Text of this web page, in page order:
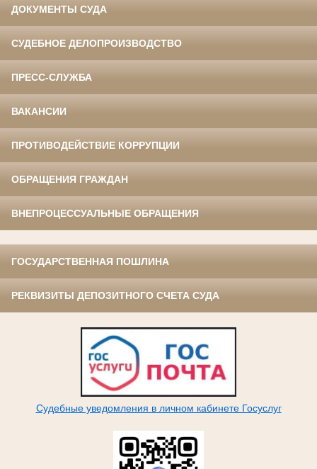
ДОКУМЕНТЫ СУДА
СУДЕБНОЕ ДЕЛОПРОИЗВОДСТВО
ПРЕСС-СЛУЖБА
ВАКАНСИИ
ПРОТИВОДЕЙСТВИЕ КОРРУПЦИИ
ОБРАЩЕНИЯ ГРАЖДАН
ВНЕПРОЦЕССУАЛЬНЫЕ ОБРАЩЕНИЯ
ГОСУДАРСТВЕННАЯ ПОШЛИНА
РЕКВИЗИТЫ ДЕПОЗИТНОГО СЧЕТА СУДА
Судебные уведомления в личном кабинете Госуслуг